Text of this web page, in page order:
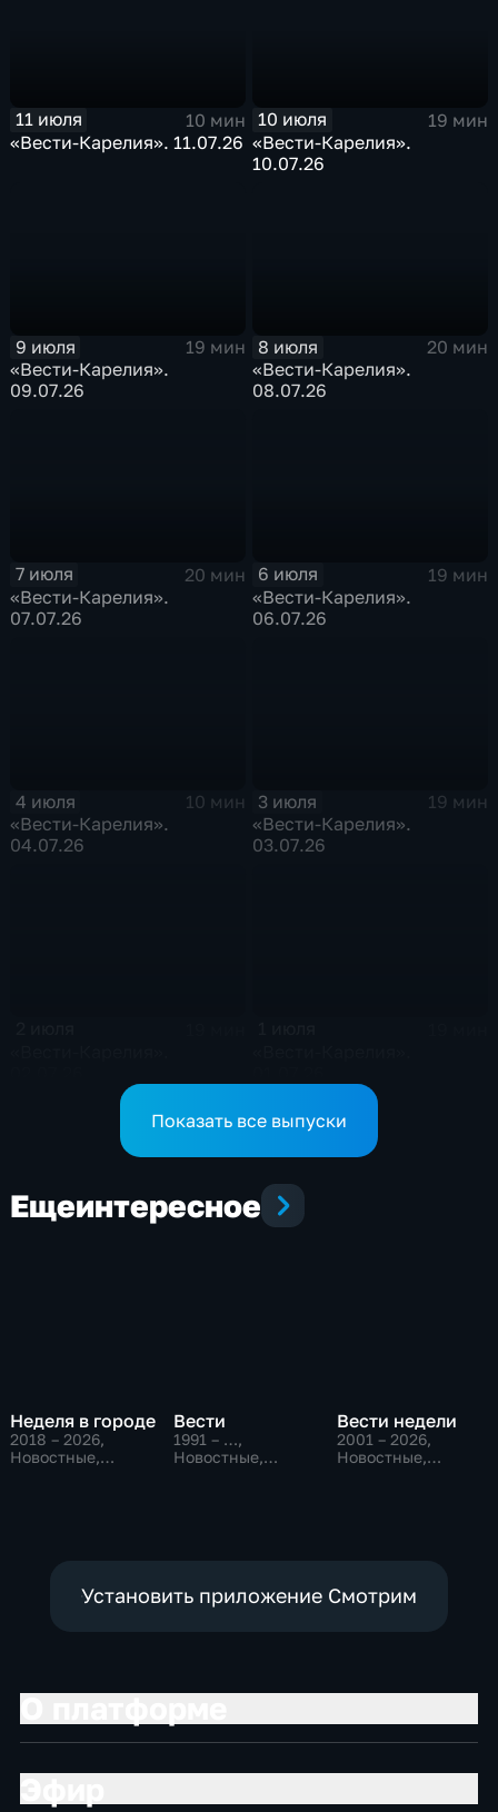
11 июля
10 мин
«Вести-Карелия». 11.07.26
10 июля
19 мин
«Вести-Карелия».
10.07.26
9 июля
19 мин
«Вести-Карелия».
09.07.26
8 июля
20 мин
«Вести-Карелия».
08.07.26
7 июля
20 мин
«Вести-Карелия».
07.07.26
6 июля
19 мин
«Вести-Карелия».
06.07.26
4 июля
10 мин
«Вести-Карелия».
04.07.26
3 июля
19 мин
«Вести-Карелия».
03.07.26
Показать все выпуски
Ещеинтересное
Неделя в городе
2018 – 2026,
Новостные,
Вести
1991 – …,
Новостные,
Вести недели
2001 – 2026,
Новостные,
Установить приложение Смотрим